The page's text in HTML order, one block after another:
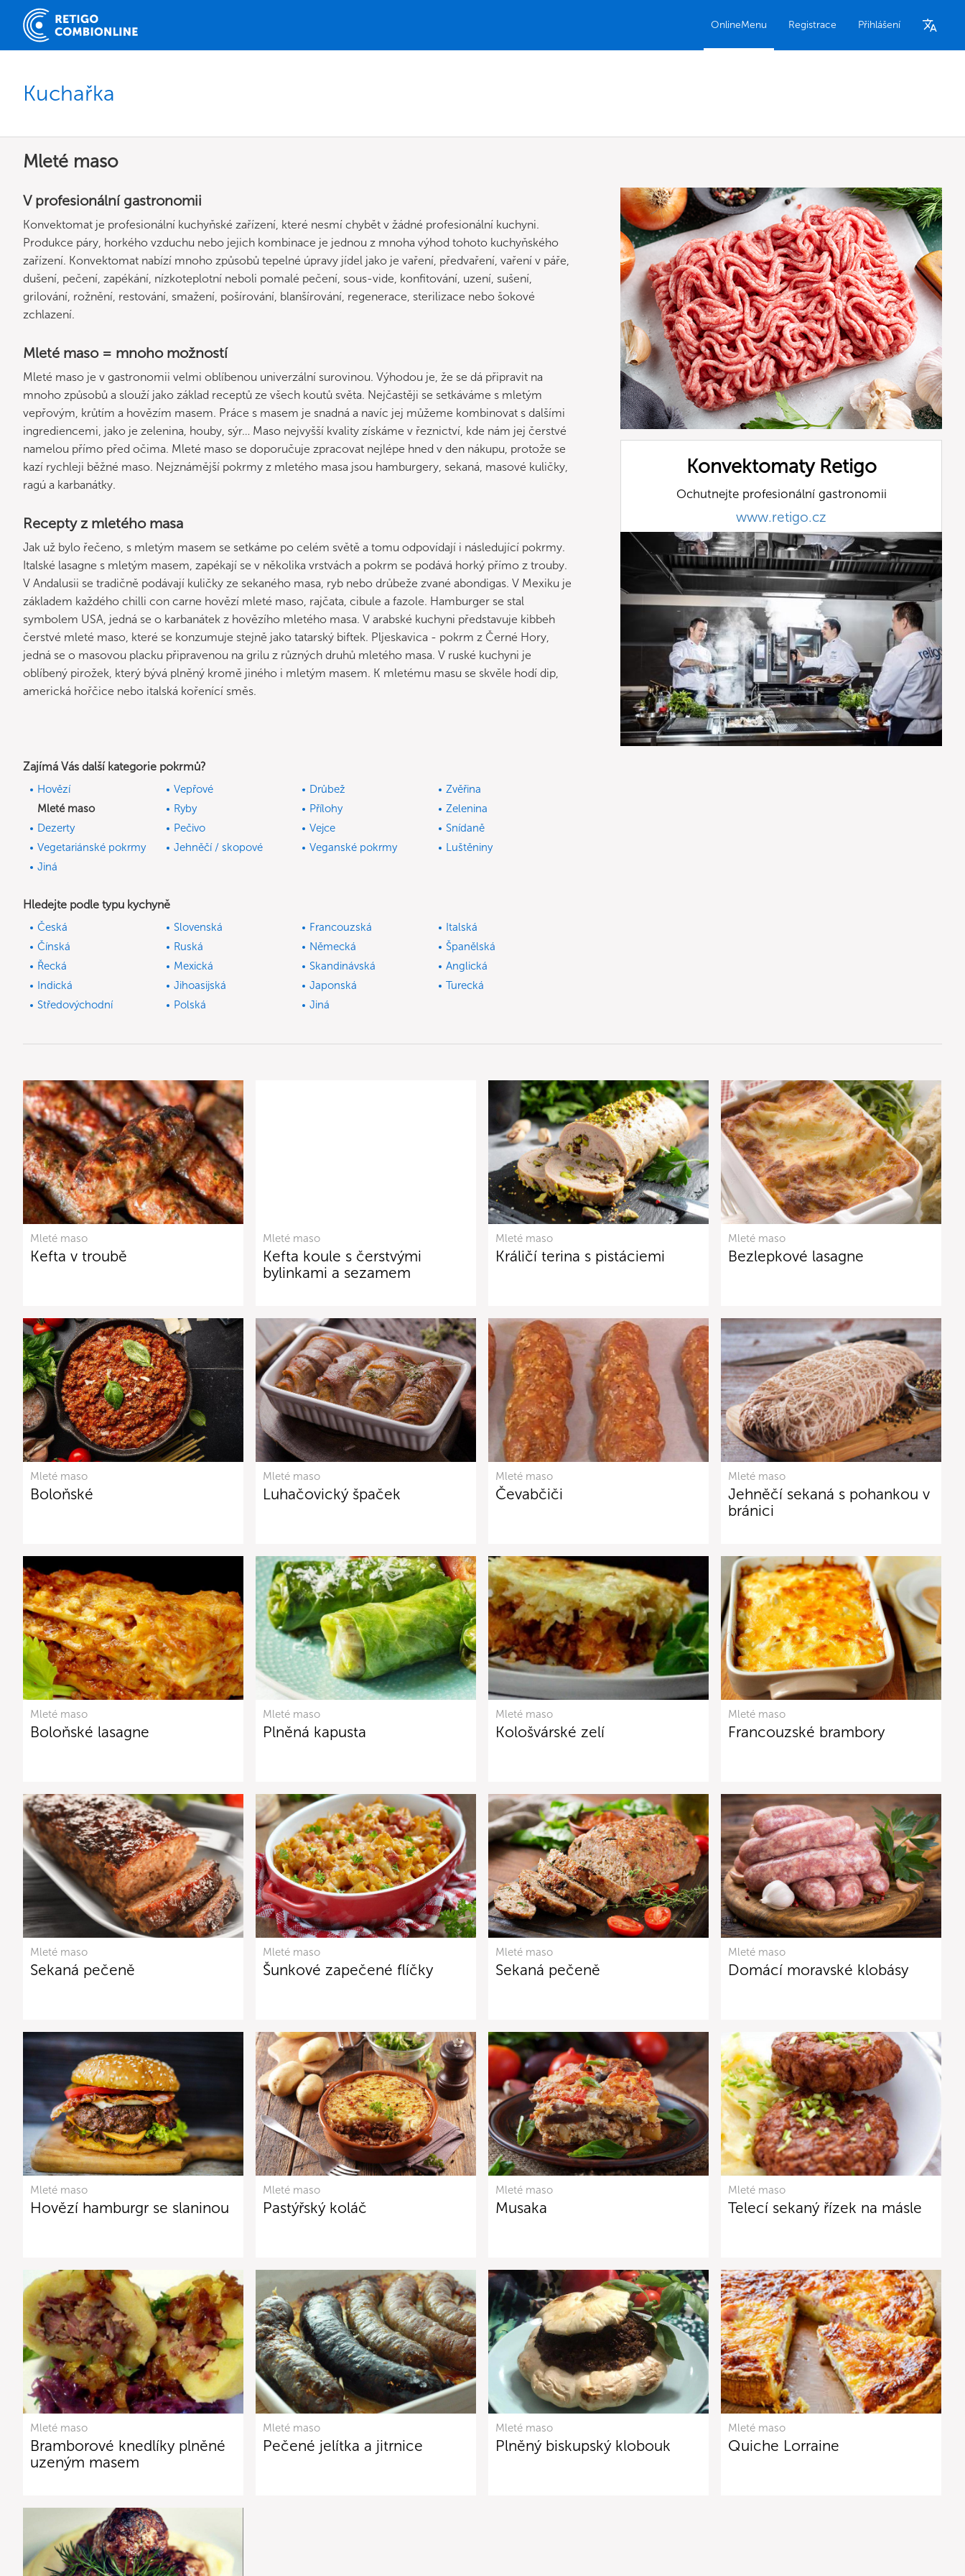
OnlineMenu Registrace Přihlášení
Kuchařka
Mleté maso
V profesionální gastronomii
Konvektomat je profesionální kuchyňské zařízení, které nesmí chybět v žádné profesionální kuchyni.
Produkce páry, horkého vzduchu nebo jejich kombinace je jednou z mnoha výhod tohoto kuchyňského
zařízení. Konvektomat nabízí mnoho způsobů tepelné úpravy jídel jako je vaření, předvaření, vaření v páře,
dušení, pečení, zapékání, nízkoteplotní neboli pomalé pečení, sous-vide, konfitování, uzení, sušení,
grilování, rožnění, restování, smažení, pošírování, blanšírování, regenerace, sterilizace nebo šokové
zchlazení.
Mleté maso = mnoho možností
Mleté maso je v gastronomii velmi oblíbenou univerzální surovinou. Výhodou je, že se dá připravit na
mnoho způsobů a slouží jako základ receptů ze všech koutů světa. Nejčastěji se setkáváme s mletým
vepřovým, krůtím a hovězím masem. Práce s masem je snadná a navíc jej můžeme kombinovat s dalšími
ingrediencemi, jako je zelenina, houby, sýr… Maso nejvyšší kvality získáme v řeznictví, kde nám jej čerstvé
namelou přímo před očima. Mleté maso se doporučuje zpracovat nejlépe hned v den nákupu, protože se
kazí rychleji běžné maso. Nejznámější pokrmy z mletého masa jsou hamburgery, sekaná, masové kuličky,
ragú a karbanátky.
Recepty z mletého masa
Jak už bylo řečeno, s mletým masem se setkáme po celém světě a tomu odpovídají i následující pokrmy.
Italské lasagne s mletým masem, zapékají se v několika vrstvách a pokrm se podává horký přímo z trouby.
V Andalusii se tradičně podávají kuličky ze sekaného masa, ryb nebo drůbeže zvané abondigas. V Mexiku je
základem každého chilli con carne hovězí mleté maso, rajčata, cibule a fazole. Hamburger se stal
symbolem USA, jedná se o karbanátek z hovězího mletého masa. V arabské kuchyni představuje kibbeh
čerstvé mleté maso, které se konzumuje stejně jako tatarský biftek. Pljeskavica - pokrm z Černé Hory,
jedná se o masovou placku připravenou na grilu z různých druhů mletého masa. V ruské kuchyni je
oblíbený pirožek, který bývá plněný kromě jiného i mletým masem. K mletému masu se skvěle hodí dip,
americká hořčice nebo italská kořenící směs.
Konvektomaty Retigo
Ochutnejte profesionální gastronomii
www.retigo.cz
Zajímá Vás další kategorie pokrmů?
Hovězí Vepřové Drůbež
Zvěřina
Mleté maso
Ryby Přílohy
Zelenina
Dezerty
Pečivo Vejce
Snídaně
Vegetariánské pokrmy
Jehněčí / skopové Veganské pokrmy
Luštěniny
Jiná
Hledejte podle typu kychyně
Česká Slovenská Francouzská
Italská
Čínská
Ruská Německá
Španělská
Řecká
Mexická Skandinávská
Anglická
Indická
Jihoasijská Japonská
Turecká
Středovýchodní
Polská Jiná
Mleté maso
Kefta v troubě
Mleté maso
Kefta koule s čerstvými
bylinkami a sezamem
Mleté maso
Králičí terina s pistáciemi
Mleté maso
Bezlepkové lasagne
Mleté maso
Boloňské
Mleté maso
Luhačovický špaček
Mleté maso
Čevabčiči
Mleté maso
Jehněčí sekaná s pohankou v
bránici
Mleté maso
Boloňské lasagne
Mleté maso
Plněná kapusta
Mleté maso
Kološvárské zelí
Mleté maso
Francouzské brambory
Mleté maso
Sekaná pečeně
Mleté maso
Šunkové zapečené flíčky
Mleté maso
Sekaná pečeně
Mleté maso
Domácí moravské klobásy
Mleté maso
Hovězí hamburgr se slaninou
Mleté maso
Pastýřský koláč
Mleté maso
Musaka
Mleté maso
Telecí sekaný řízek na másle
Mleté maso
Bramborové knedlíky plněné
uzeným masem
Mleté maso
Pečené jelítka a jitrnice
Mleté maso
Plněný biskupský klobouk
Mleté maso
Quiche Lorraine